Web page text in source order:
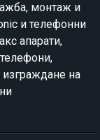
монтаж и
и телефонни
апарати,
на